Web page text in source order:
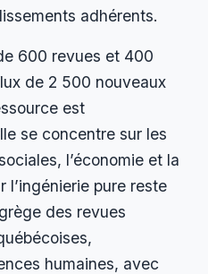
adhérents.
600 revues et 400
de 2 500 nouveaux
est
se concentre sur les
l’économie et la
l’ingénierie pure reste
des revues
humaines, avec